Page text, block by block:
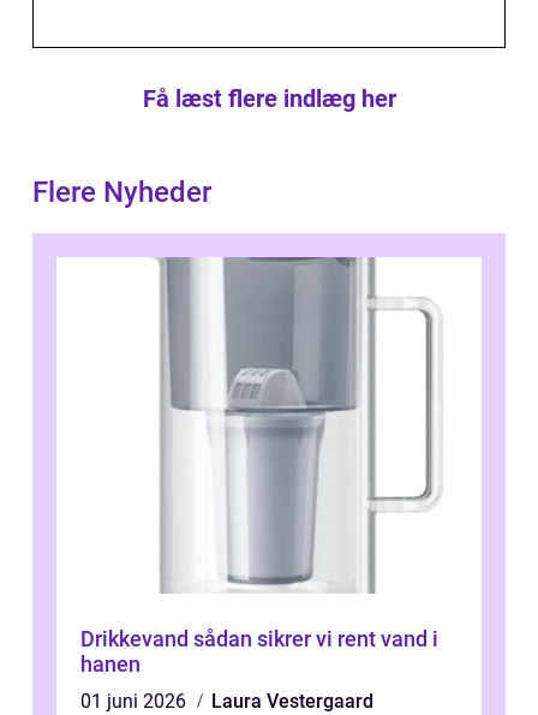
Få læst flere indlæg her
Flere Nyheder
Drikkevand sådan sikrer vi rent vand i
hanen
01 juni 2026
Laura Vestergaard